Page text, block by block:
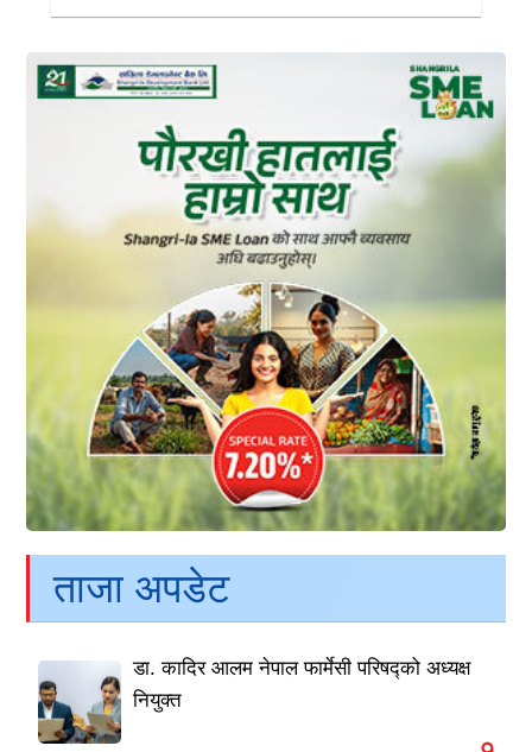
ताजा अपडेट
डा. कादिर आलम नेपाल फार्मेसी परिषद्को अध्यक्ष
नियुक्त